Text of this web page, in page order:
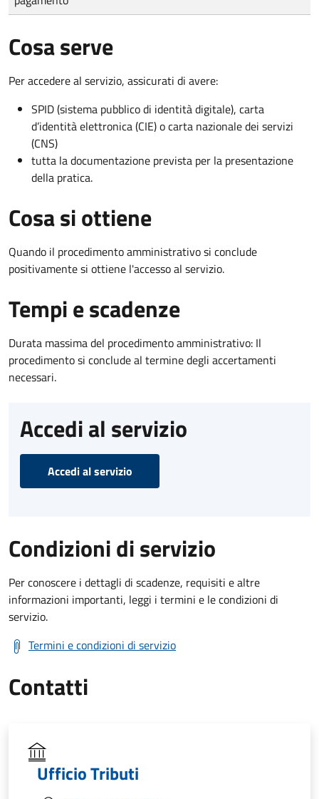
Cosa serve
Per accedere al servizio, assicurati di avere:
SPID (sistema pubblico di identità digitale), carta
d’identità elettronica (CIE) o carta nazionale dei servizi
(CNS)
tutta la documentazione prevista per la presentazione
della pratica.
Cosa si ottiene
Quando il procedimento amministrativo si conclude
positivamente si ottiene l'accesso al servizio.
Tempi e scadenze
Durata massima del procedimento amministrativo: Il
procedimento si conclude al termine degli accertamenti
necessari.
Accedi al servizio
Accedi al servizio
Condizioni di servizio
Per conoscere i dettagli di scadenze, requisiti e altre
informazioni importanti, leggi i termini e le condizioni di
servizio.
Termini e condizioni di servizio
Contatti
Ufficio Tributi